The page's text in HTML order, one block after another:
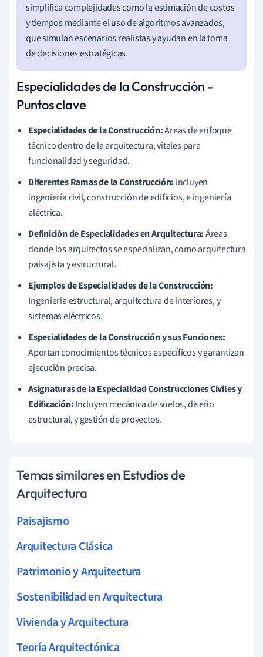
simplifica complejidades como la estimación de costos
y tiempos mediante el uso de algoritmos avanzados,
que simulan escenarios realistas y ayudan en la toma
de decisiones estratégicas.
Especialidades de la Construcción -
Puntos clave
Especialidades de la Construcción:Áreas de enfoque
técnico dentro de la arquitectura, vitales para
funcionalidad y seguridad.
Diferentes Ramas de la Construcción: Incluyen
ingeniería civil, construcción de edificios, e ingeniería
eléctrica.
Definición de Especialidades en Arquitectura:Áreas
donde los arquitectos se especializan, como arquitectura
paisajista y estructural.
Ejemplos de Especialidades de la Construcción:
Ingeniería estructural, arquitectura de interiores, y
sistemas eléctricos.
Especialidades de la Construcción y sus Funciones:
Aportan conocimientos técnicos específicos y garantizan
ejecución precisa.
Asignaturas de la Especialidad Construcciones Civiles y
Edificación:Incluyen mecánica de suelos, diseño
estructural, y gestión de proyectos.
Temas similares en Estudios de
Arquitectura
Paisajismo
Arquitectura Clásica
Patrimonio y Arquitectura
Sostenibilidad en Arquitectura
Vivienda y Arquitectura
Teoría Arquitectónica